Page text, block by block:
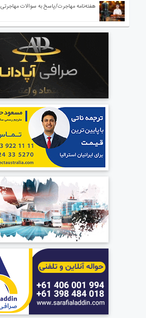
هفته‌نامه مهاجرت/پاسخ به سوالات مهاجرتی ۳۱ جولای